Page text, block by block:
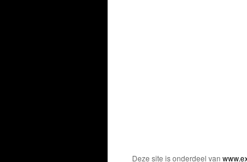
Deze site is onderdeel van